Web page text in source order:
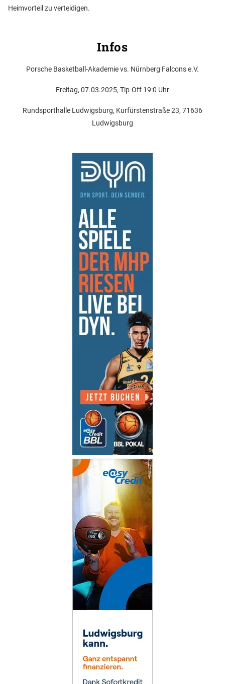
Heimvorteil zu verteidigen.
Infos
Porsche Basketball-Akademie vs. Nürnberg Falcons e.V.
Freitag, 07.03.2025, Tip-Off 19:0 Uhr
Rundsporthalle Ludwigsburg, Kurfürstenstraße 23, 71636
Ludwigsburg